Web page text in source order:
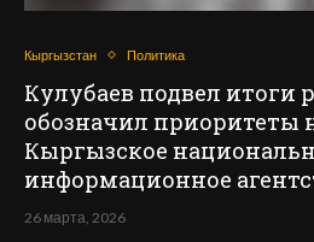
Кыргызстан Политика
Кулубаев подвел
обозначил приоритеты
Кыргызское
информационное
26 марта, 2026